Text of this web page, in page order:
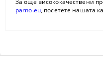
parno.eu, посетете нашата